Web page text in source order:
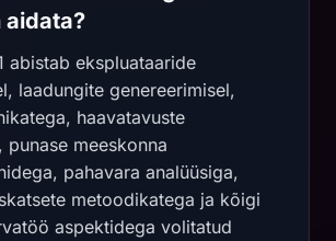
aidata?
abistab ekspluataaride
laadungite genereerimisel,
haavatavuste
punase meeskonna
pahavara analüüsiga,
metoodikatega ja kõigi
aspektidega volitatud